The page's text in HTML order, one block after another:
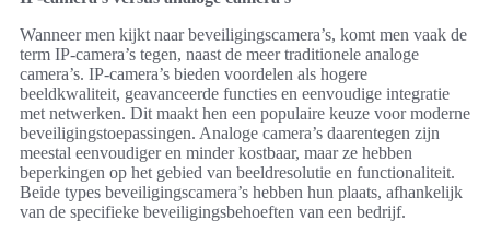
Wanneer men kijkt naar beveiligingscamera’s, komt men vaak de
term IP-camera’s tegen, naast de meer traditionele analoge
camera’s. IP-camera’s bieden voordelen als hogere
beeldkwaliteit, geavanceerde functies en eenvoudige integratie
met netwerken. Dit maakt hen een populaire keuze voor moderne
beveiligingstoepassingen. Analoge camera’s daarentegen zijn
meestal eenvoudiger en minder kostbaar, maar ze hebben
beperkingen op het gebied van beeldresolutie en functionaliteit.
Beide types beveiligingscamera’s hebben hun plaats, afhankelijk
van de specifieke beveiligingsbehoeften van een bedrijf.